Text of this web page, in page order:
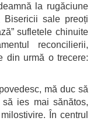
la rugăciune
Bisericii sale preoți
sufletele chinuite
reconcilierii,
din urmă o trecere:
mă duc să
ies mai sănătos,
În centrul